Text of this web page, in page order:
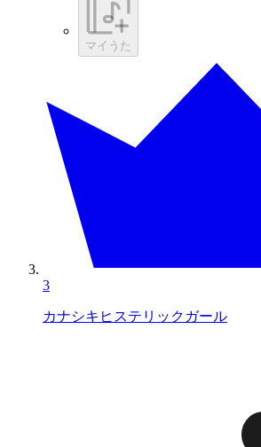
マイうた
3
カナシキヒステリックガール